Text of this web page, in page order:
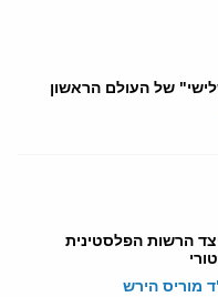
של העולם הראשון
הרשות הפלסטינית
מוריס הירש